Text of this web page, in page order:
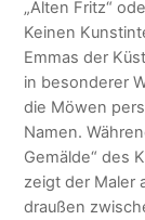
„Alten Fritz“
Keinen
Emmas der
in besonderer
die Möwen
Namen.
Gemälde“ des
zeigt der Maler
draußen